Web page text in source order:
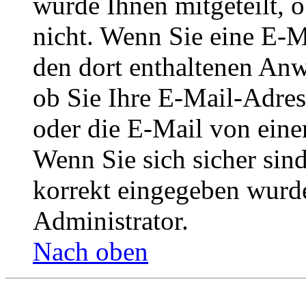
nicht. Wenn Sie eine E-
den dort enthaltenen
ob Sie Ihre E-Mail-
oder die E-Mail von
Wenn Sie sich sicher
korrekt eingegeben
Administrator.
Nach oben